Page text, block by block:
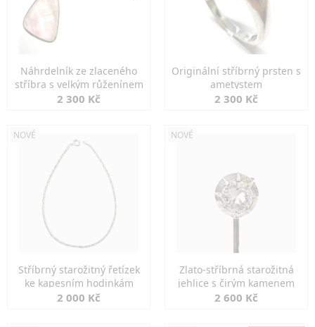
Náhrdelník ze zlaceného
stříbra s velkým růženínem
2 300 Kč
Originální stříbrný prsten s
ametystem
2 300 Kč
NOVÉ
Stříbrný starožitný řetízek
ke kapesním hodinkám
2 000 Kč
NOVÉ
Zlato-stříbrná starožitná
jehlice s čirým kamenem
2 600 Kč